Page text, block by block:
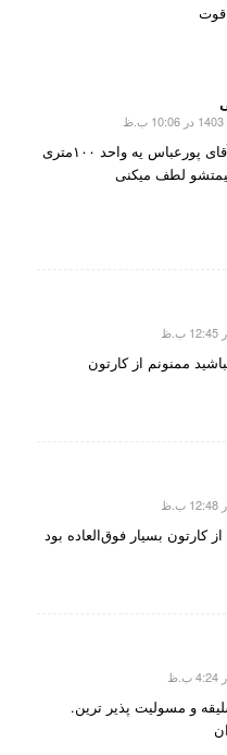
قوت
سلام آقای پورعباس یه واحد ۱۰۰متری
لطف میکنی
ممنونم از کارتون
کارتون بسیار فوق‌العاده بود
و مسولیت پذیر ترین.